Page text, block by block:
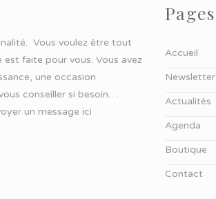
Vous voulez être tout
faite pour vous. Vous avez
une occasion
conseiller si besoin…
un message ici
Pages
Accueil
Newsletter
Actualités
Agenda
Boutique
Contact